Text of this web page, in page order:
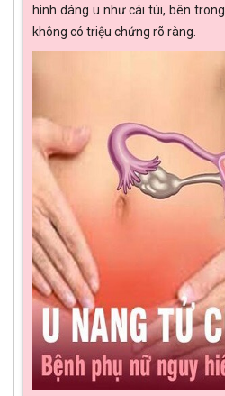
hình dáng u như cái túi, bên
không có triệu chứng rõ ràng.